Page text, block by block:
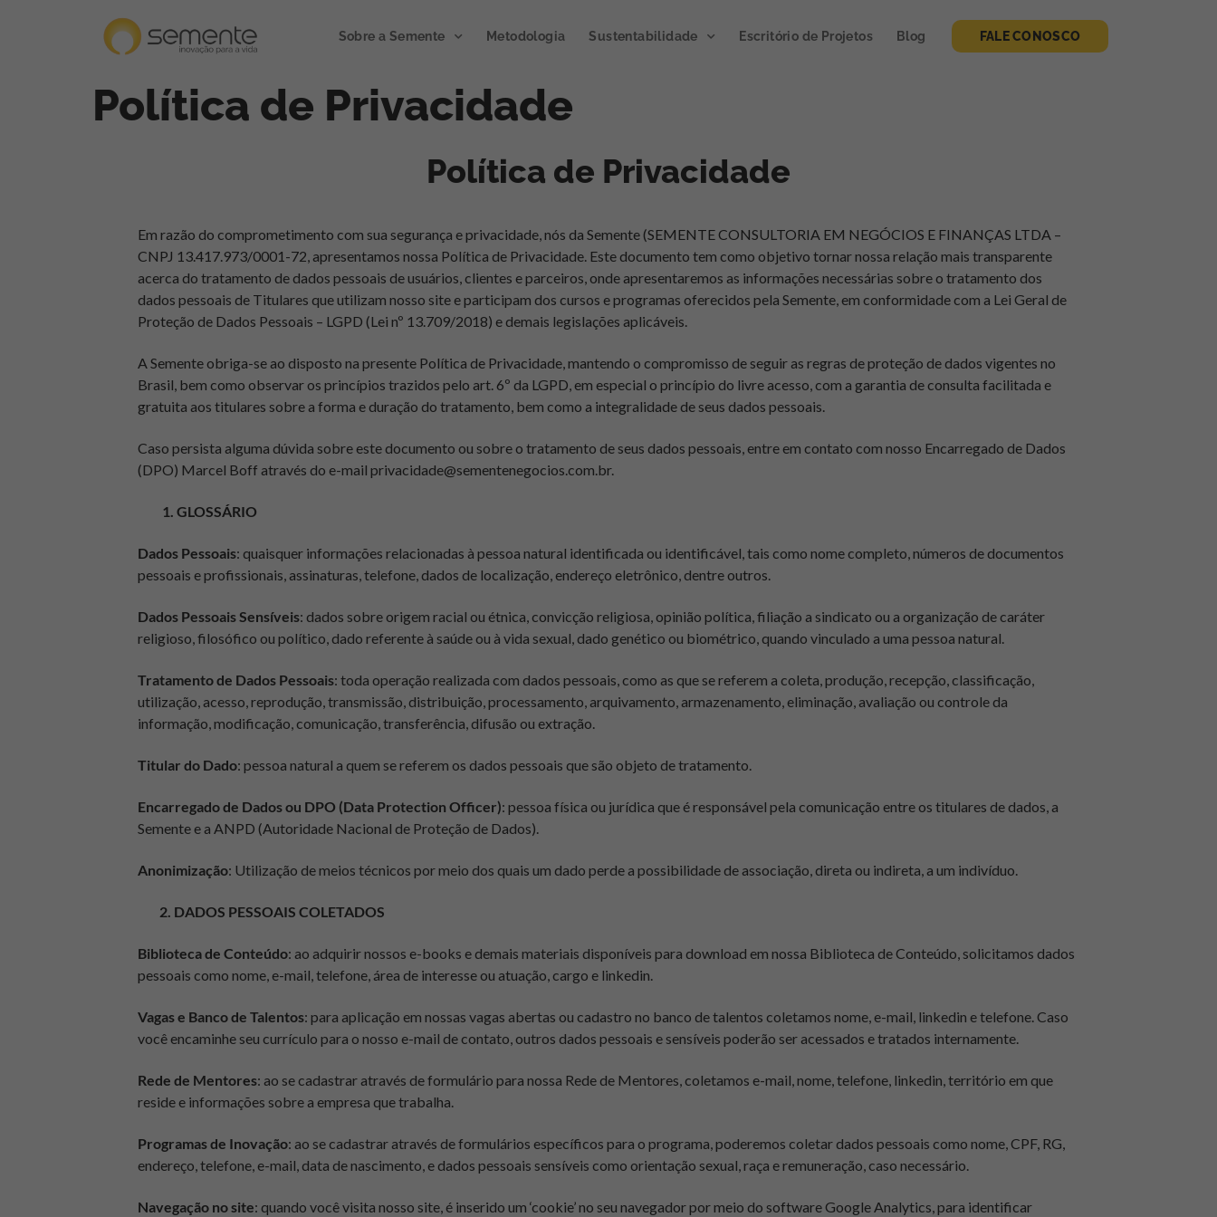
Sobre a Semente Metodologia Sustentabilidade Escritório de Projetos Blog FALE CONOSCO
Política de Privacidade
Política de Privacidade
Em razão do comprometimento com sua segurança e privacidade, nós da Semente(SEMENTE CONSULTORIA EM NEGÓCIOS E FINANÇAS LTDA –
CNPJ 13.417.973/0001-72, apresentamos nossa Política de Privacidade. Este documento tem como objetivo tornar nossa relação mais transparente
acerca do tratamento de dados pessoais de usuários, clientes e parceiros, onde apresentaremos as informações necessárias sobre o tratamento dos
dados pessoais de Titulares que utilizam nosso site e participam dos cursos e programas oferecidos pela Semente, em conformidade com a Lei Geral de
Proteção de Dados Pessoais – LGPD (Lei nº 13.709/2018) e demais legislações aplicáveis.
A Semente obriga-se ao disposto na presente Política de Privacidade, mantendo o compromisso de seguir as regras de proteção de dados vigentes no
Brasil, bem como observar os princípios trazidos pelo art. 6º da LGPD, em especial o princípio do livre acesso, com a garantia de consulta facilitada e
gratuita aos titulares sobre a forma e duração do tratamento, bem como a integralidade de seus dados pessoais.
Caso persista alguma dúvida sobre este documento ou sobre o tratamento de seus dados pessoais, entre em contato com nosso Encarregado de Dados
(DPO) Marcel Boff através do e-mail privacidade@sementenegocios.com.br.
1. GLOSSÁRIO
Dados Pessoais: quaisquer informações relacionadas à pessoa natural identificada ou identificável, tais como nome completo, números de documentos
pessoais e profissionais, assinaturas, telefone, dados de localização, endereço eletrônico, dentre outros.
Dados Pessoais Sensíveis: dados sobre origem racial ou étnica, convicção religiosa, opinião política, filiação a sindicato ou a organização de caráter
religioso, filosófico ou político, dado referente à saúde ou à vida sexual, dado genético ou biométrico, quando vinculado a uma pessoa natural.
Tratamento de Dados Pessoais: toda operação realizada com dados pessoais, como as que se referem a coleta, produção, recepção, classificação,
utilização, acesso,reprodução, transmissão, distribuição, processamento, arquivamento, armazenamento, eliminação, avaliação ou controle da
informação, modificação, comunicação, transferência, difusão ou extração.
Titular do Dado: pessoa natural a quem se referem os dados pessoais que são objeto de tratamento.
Encarregado de Dados ou DPO (Data Protection Officer): pessoa física ou jurídica que é responsável pela comunicação entre os titulares de dados, a
Semente e a ANPD (Autoridade Nacional de Proteção de Dados).
Anonimização: Utilização de meios técnicos por meio dos quais um dado perde a possibilidade de associação, direta ou indireta, a um indivíduo.
2. DADOS PESSOAIS COLETADOS
Biblioteca de Conteúdo: ao adquirir nossos e-books e demais materiais disponíveis para download em nossa Biblioteca de Conteúdo, solicitamos dados
pessoais como nome, e-mail, telefone, área de interesse ou atuação, cargo e linkedin.
Vagas e Banco de Talentos: para aplicação em nossas vagas abertas ou cadastro no banco de talentos coletamos nome, e-mail, linkedin e telefone. Caso
você encaminhe seu currículo para o nosso e-mail de contato, outros dados pessoais e sensíveis poderão ser acessados e tratados internamente.
Rede de Mentores: ao se cadastrar através de formulário para nossa Rede de Mentores, coletamos e-mail, nome, telefone, linkedin, território em que
reside e informações sobre a empresa que trabalha.
Programas de Inovação: ao se cadastrar através de formulários específicos para o programa, poderemos coletar dados pessoais como nome, CPF, RG,
endereço, telefone, e-mail, data de nascimento, e dados pessoais sensíveis como orientação sexual, raça e remuneração, caso necessário.
Navegação no site: quando você visita nosso site, é inserido um ‘cookie’ no seu navegador por meio do software Google Analytics, para identificar